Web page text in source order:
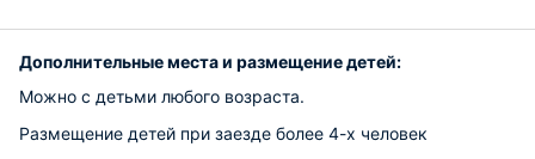
Дополнительные места и размещение детей:
Можно с детьми любого возраста.
Размещение детей при заезде более 4-х человек